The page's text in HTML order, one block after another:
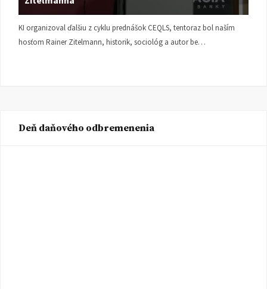
KI organizoval ďalšiu z cyklu prednášok CEQLS, tentoraz bol naším
hosťom Rainer Zitelmann, historik, sociológ a autor be…
Deň daňového odbremenenia